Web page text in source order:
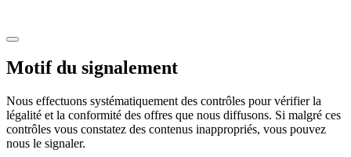
Motif du signalement
Nous effectuons systématiquement des contrôles pour vérifier la
légalité et la conformité des offres que nous diffusons. Si malgré ces
contrôles vous constatez des contenus inappropriés, vous pouvez
nous le signaler.